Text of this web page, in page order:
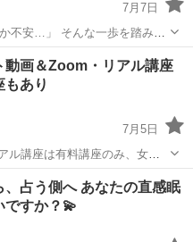
7月7日
不安…」 そんな一歩を踏み出
で使えるタロットを学びませ
動画＆Zoom・リアル講座
もあり
7月5日
講座は有料講座のみ、女性
ぎて覚えられない！ ★「覚え
、占う側へ あなたの直感眠
ですか？💫